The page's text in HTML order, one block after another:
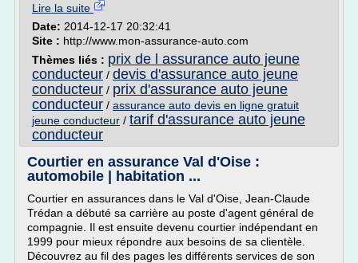
Lire la suite
Date: 2014-12-17 20:32:41
Site : http://www.mon-assurance-auto.com
Thèmes liés : prix de l assurance auto jeune
conducteur / devis d'assurance auto jeune
conducteur / prix d'assurance auto jeune
conducteur / assurance auto devis en ligne gratuit
jeune conducteur / tarif d'assurance auto jeune
conducteur
Courtier en assurance Val d'Oise :
automobile | habitation ...
Courtier en assurances dans le Val d'Oise, Jean-Claude
Trédan a débuté sa carrière au poste d'agent général de
compagnie. Il est ensuite devenu courtier indépendant en
1999 pour mieux répondre aux besoins de sa clientèle.
Découvrez au fil des pages les différents services de son